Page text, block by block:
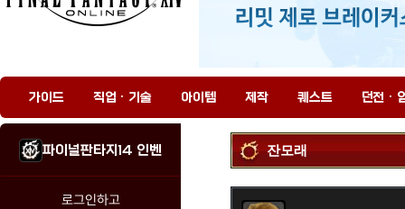
가이드 직업 · 기술 아이템 제작 퀘스트 던전 ·
파이널판타지14 인벤
로그인하고
잔모래